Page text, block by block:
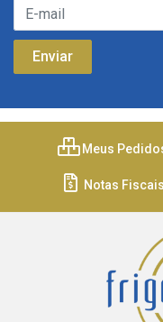
Meus
Notas Fiscais